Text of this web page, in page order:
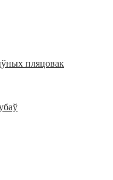
пляцовак